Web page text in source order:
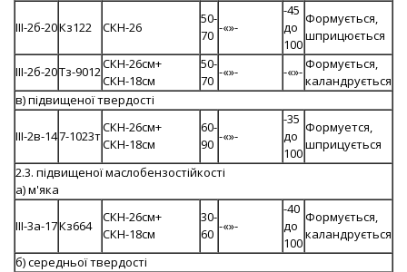
III-2б-20Кз122 СКН-26
50-
70 -«»-
-45
до
100
Формується,
шприцюється
III-2б-20Тз-9012СКН-26см+
СКН-18см
50-
70
-«»- -«»-Формується,
каландрується
в) підвищеної твердості
III-2в-147-1023т
СКН-26см+
СКН-18см
60-
90 -«»-
-35
до
100
Формуется,
шприцується
2.3. підвищеної маслобензостійкості
а) м'яка
III-3а-17Кз664
СКН-26см+
СКН-18см
30-
60 -«»-
-40
до
100
Формується,
каландрується
б) середньої твердості